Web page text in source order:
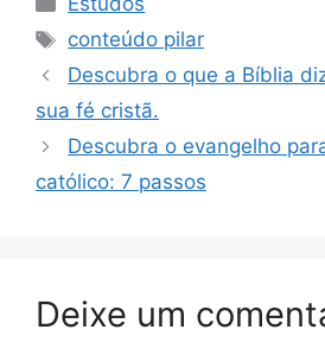
Tags
conteúdo pilar
Descubra o que a Bíblia
sua fé cristã.
Descubra o evangelho
católico: 7 passos
Deixe um